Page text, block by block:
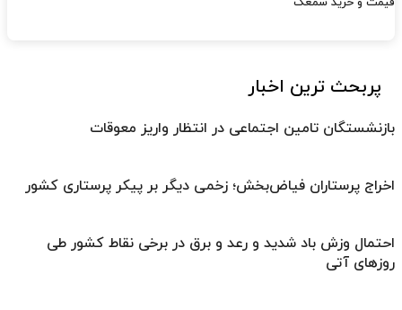
پربحث ترین اخبار
بازنشستگان تامین اجتماعی در انتظار واریز معوقات
اخراج پرستاران فیاض‌بخش؛ زخمی دیگر بر پیکر پرستاری کشور
احتمال وزش باد شدید و رعد و برق در برخی نقاط کشور طی
روزهای آتی